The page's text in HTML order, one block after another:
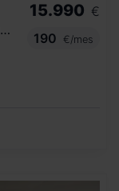
SPORTBACK ADVANCED 25 TFSI 70KW (95CV)
15.990 €
190
€/mes